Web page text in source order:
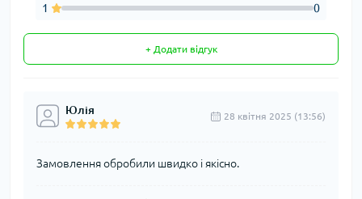
1 0
+ Додати відгук
Юлія 28 квітня 2025 (13:56)
Замовлення обробили швидко і якісно.